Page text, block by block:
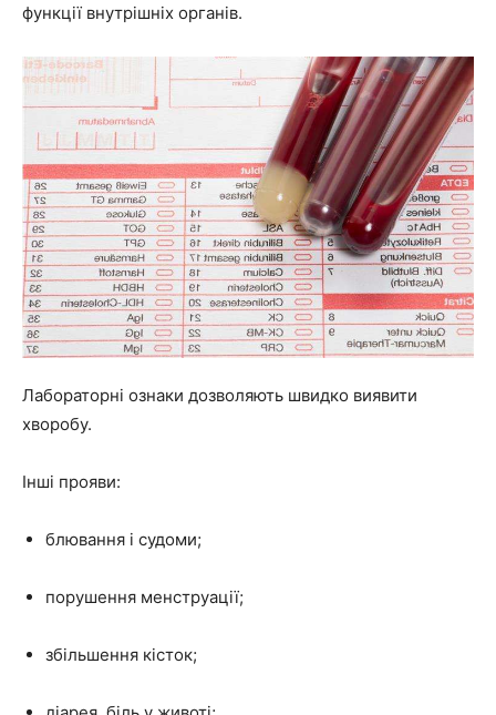
функції внутрішніх органів.
Лабораторні ознаки дозволяють швидко виявити
хворобу.
Інші прояви:
блювання і судоми;
порушення менструації;
збільшення кісток;